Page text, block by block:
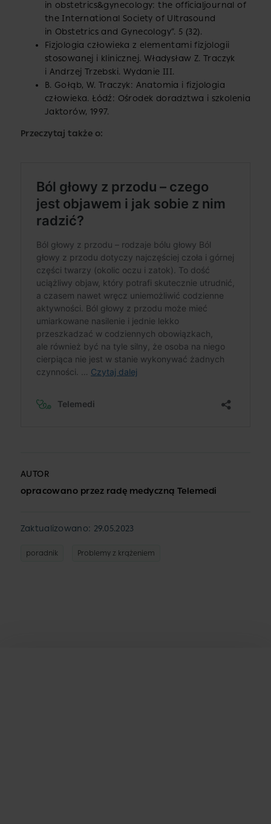
in obstetrics&gynecology: the officialjournal of
the International Society of Ultrasound
in Obstetrics and Gynecology”. 5 (32).
Fizjologia człowieka z elementami fizjologii
stosowanej i klinicznej. Władysław Z. Traczyk
i Andrzej Trzebski. Wydanie III.
B. Gołąb, W. Traczyk: Anatomia i fizjologia
człowieka. Łódź: Ośrodek doradztwa i szkolenia
Jaktorów, 1997.
Przeczytaj także o:
AUTOR
opracowano przez radę medyczną Telemedi
Zaktualizowano: 29.05.2023
poradnik Problemy z krążeniem